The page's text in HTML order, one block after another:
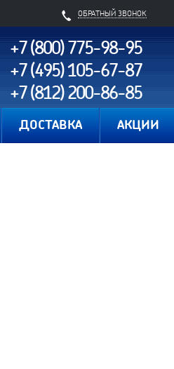
ОБРАТНЫЙ ЗВОНОК
+7 (800) 775-98-95
+7 (495) 105-67-87
+7 (812) 200-86-85
ДОСТАВКА АКЦИИ